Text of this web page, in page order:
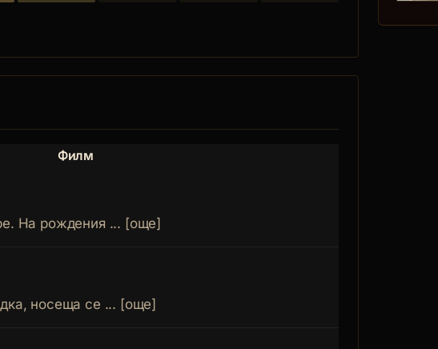
Филм
На рождения ... [още]
носеща се ... [още]